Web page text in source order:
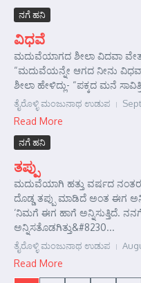
ನಗೆ ಹನಿ
ವಿಧವೆ
ಮದುವೆಯಾಗದ ಶೀಲಾ ವಿದವಾ
“ಮದುವೆಯನ್ನೇ ಆಗದ ನೀನು
ಶೀಲಾ ಹೇಳಿದ್ಲು- “ಪಕ್ಕದ ಮನೆ
ತೈರೊಳ್ಳಿ ಮಂಜುನಾಥ ಉಡುಪ
Read More
ನಗೆ ಹನಿ
ತಪ್ಪು
ಮದುವೆಯಾಗಿ ಹತ್ತು ವರ್ಷದ
ದೊಡ್ಡ ತಪ್ಪು ಮಾಡಿದೆ ಅಂತ ಈಗ
‘ನಿಮಗೆ ಈಗ ಹಾಗೆ ಅನ್ನಿಸುತ್ತಿದೆ.
ಅನ್ನಿಸತೊಡಗಿತ್ತು&#8230...
ತೈರೊಳ್ಳಿ ಮಂಜುನಾಥ ಉಡುಪ
Read More